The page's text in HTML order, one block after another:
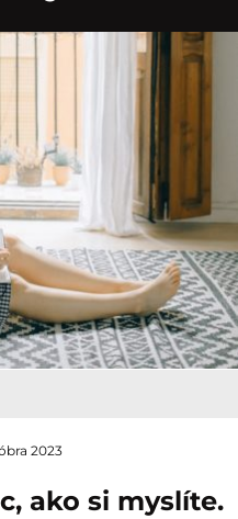
2023
ako si myslíte.